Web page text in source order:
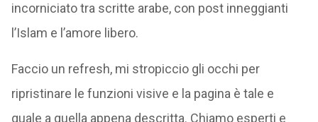
incorniciato tra scritte arabe, con post inneggianti
l’Islam e l’amore libero.
Faccio un refresh, mi stropiccio gli occhi per
ripristinare le funzioni visive e la pagina è tale e
quale a quella appena descritta. Chiamo esperti e